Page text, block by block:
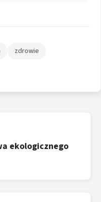
zdrowie
ekologicznego